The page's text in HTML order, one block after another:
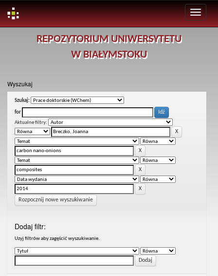
REPOZYTORIUM UNIWERSYTETU
W BIAŁYMSTOKU
Wyszukaj
Szukaj:
for
Aktualne filtry:
Rozpocznij nowe wyszukiwanie
Dodaj filtr:
Uzyj filtrów aby zagęścić wyszukiwanie.